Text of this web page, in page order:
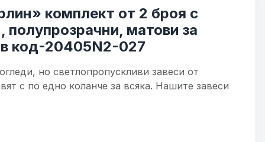
комплект от 2 броя с
полупрозрачни, матови за
код-20405N2-027
но светлопропускливи завеси от
с по едно коланче за всяка. Нашите завеси